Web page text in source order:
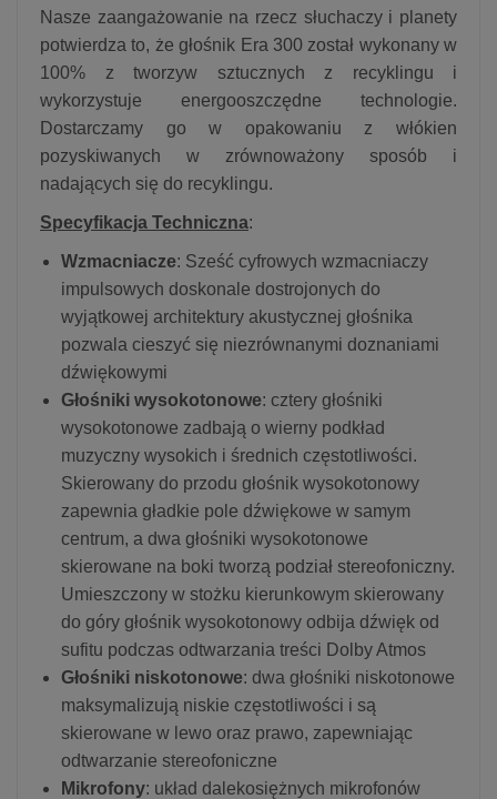
Nasze zaangażowanie na rzecz słuchaczy i planety
potwierdza to, że głośnik Era 300 został wykonany w
100% z tworzyw sztucznych z recyklingu i
wykorzystuje energooszczędne technologie.
Dostarczamy go w opakowaniu z włókien
pozyskiwanych w zrównoważony sposób i
nadających się do recyklingu.
Specyfikacja Techniczna:
Wzmacniacze: Sześć cyfrowych wzmacniaczy
impulsowych doskonale dostrojonych do
wyjątkowej architektury akustycznej głośnika
pozwala cieszyć się niezrównanymi doznaniami
dźwiękowymi
Głośniki wysokotonowe: cztery głośniki
wysokotonowe zadbają o wierny podkład
muzyczny wysokich i średnich częstotliwości.
Skierowany do przodu głośnik wysokotonowy
zapewnia gładkie pole dźwiękowe w samym
centrum, a dwa głośniki wysokotonowe
skierowane na boki tworzą podział stereofoniczny.
Umieszczony w stożku kierunkowym skierowany
do góry głośnik wysokotonowy odbija dźwięk od
sufitu podczas odtwarzania treści Dolby Atmos
Głośniki niskotonowe: dwa głośniki niskotonowe
maksymalizują niskie częstotliwości i są
skierowane w lewo oraz prawo, zapewniając
odtwarzanie stereofoniczne
Mikrofony: układ dalekosiężnych mikrofonów